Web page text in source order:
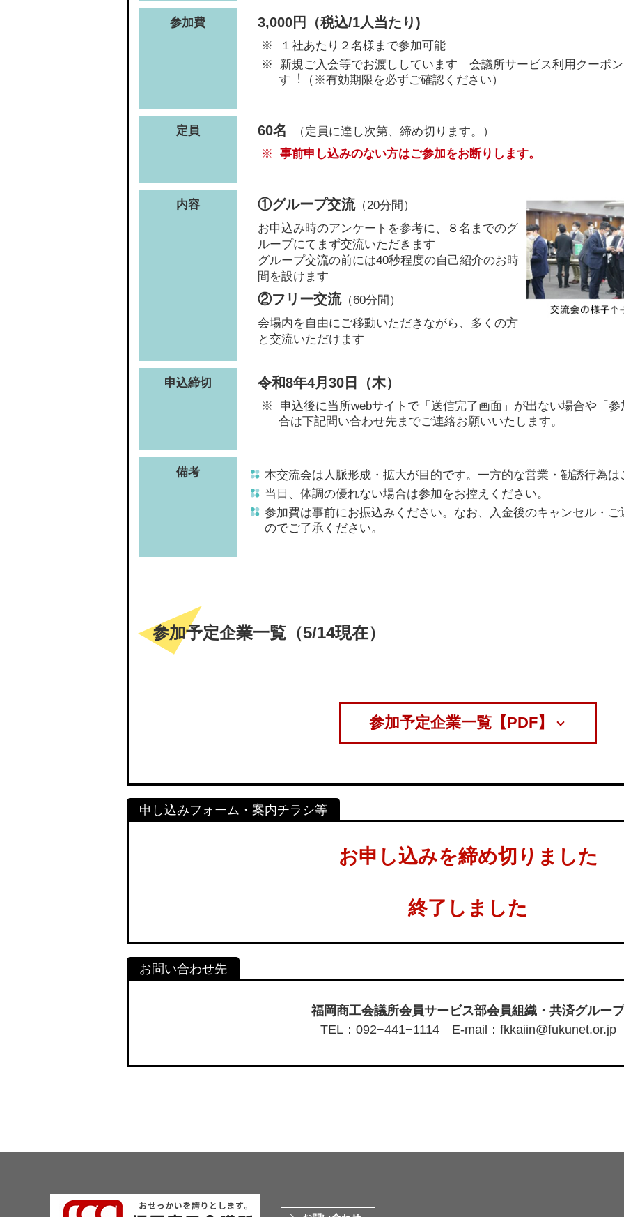
参加費 3,000円（税込/1人当たり)
１社あたり２名様まで参加可能
新規ご入会等でお渡ししています「会議所サービス利用クーポ
す︕（※有効期限を必ずご確認ください）
定員 60名 （定員に達し次第、締め切ります。）
事前申し込みのない方はご参加をお断りします。
内容 ①グループ交流（20分間）
お申込み時のアンケートを参考に、８名までのグ
ループにてまず交流いただきます
グループ交流の前には40秒程度の自己紹介のお時
間を設けます
②フリー交流（60分間）
会場内を自由にご移動いただきながら、多くの方
と交流いただけます
申込締切 令和8年4月30日（木）
申込後に当所webサイトで「送信完了画面」が出ない場合や「
合は下記問い合わせ先までご連絡お願いいたします。
備考
本交流会は人脈形成・拡大が目的です。一方的な営業・勧誘行為
当日、体調の優れない場合は参加をお控えください。
参加費は事前にお振込みください。なお、入金後のキャンセル・
のでご了承ください。
参加予定企業一覧（5/14現在）
参加予定企業一覧【PDF】
お申し込みを締め切りました
終了しました
福岡商工会議所会員サービス部会員組織・共済グループ
TEL：092−441−1114 E-mail：fkkaiin@fukunet.or.jp